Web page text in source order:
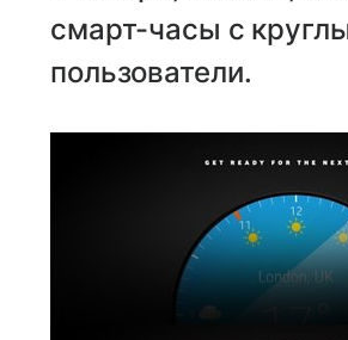
смарт-часы с
пользователи.